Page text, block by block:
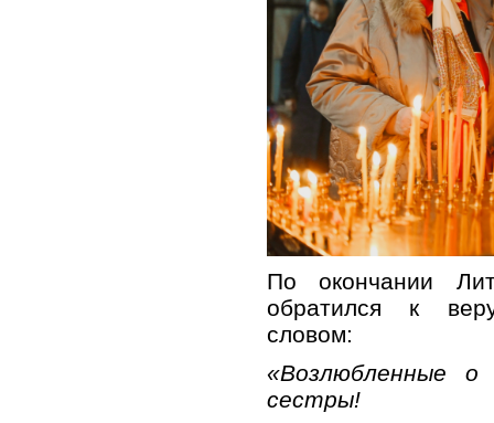
По окончании
обратился к
словом:
«Возлюбленные
сестры!